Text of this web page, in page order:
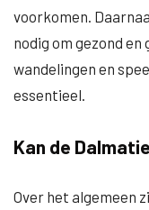
voorkomen.
nodig om gezond
wandelingen en
essentieel.
Kan de
Over het algemeen